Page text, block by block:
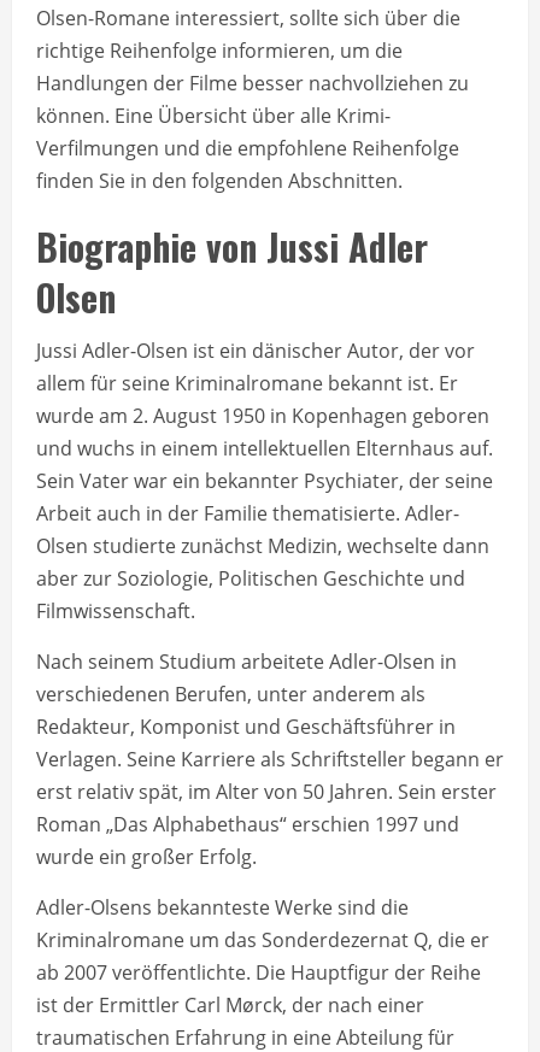
Olsen-Romane interessiert, sollte sich über die
richtige Reihenfolge informieren, um die
Handlungen der Filme besser nachvollziehen zu
können. Eine Übersicht über alle Krimi-
Verfilmungen und die empfohlene Reihenfolge
finden Sie in den folgenden Abschnitten.
Biographie von Jussi Adler
Olsen
Jussi Adler-Olsen ist ein dänischer Autor, der vor
allem für seine Kriminalromane bekannt ist. Er
wurde am 2. August 1950 in Kopenhagen geboren
und wuchs in einem intellektuellen Elternhaus auf.
Sein Vater war ein bekannter Psychiater, der seine
Arbeit auch in der Familie thematisierte. Adler-
Olsen studierte zunächst Medizin, wechselte dann
aber zur Soziologie, Politischen Geschichte und
Filmwissenschaft.
Nach seinem Studium arbeitete Adler-Olsen in
verschiedenen Berufen, unter anderem als
Redakteur, Komponist und Geschäftsführer in
Verlagen. Seine Karriere als Schriftsteller begann er
erst relativ spät, im Alter von 50 Jahren. Sein erster
Roman „Das Alphabethaus“ erschien 1997 und
wurde ein großer Erfolg.
Adler-Olsens bekannteste Werke sind die
Kriminalromane um das Sonderdezernat Q, die er
ab 2007 veröffentlichte. Die Hauptfigur der Reihe
ist der Ermittler Carl Mørck, der nach einer
traumatischen Erfahrung in eine Abteilung für